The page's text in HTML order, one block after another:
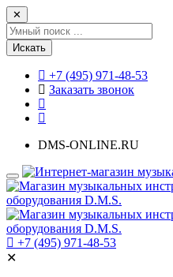
✕
Искать
+7 (495) 971-48-53
Заказать звонок
DMS-ONLINE.RU
+7 (495) 971-48-53
✕